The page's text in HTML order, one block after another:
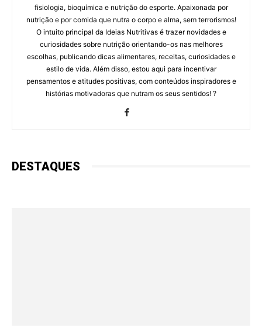
fisiologia, bioquímica e nutrição do esporte. Apaixonada por
nutrição e por comida que nutra o corpo e alma, sem terrorismos!
O intuito principal da Ideias Nutritivas é trazer novidades e
curiosidades sobre nutrição orientando-os nas melhores
escolhas, publicando dicas alimentares, receitas, curiosidades e
estilo de vida. Além disso, estou aqui para incentivar
pensamentos e atitudes positivas, com conteúdos inspiradores e
histórias motivadoras que nutram os seus sentidos! ?
DESTAQUES